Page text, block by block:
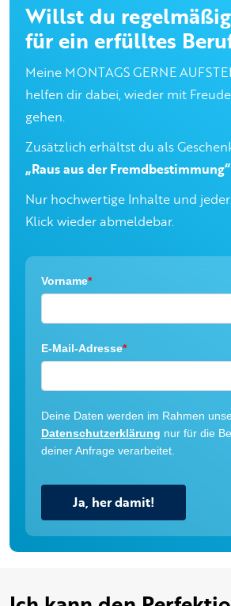
Willst du
für ein erfülltes
Meine MONTAGS GERNE
helfen dir dabei, wieder mit
gehen.
Zusätzlich erhältst du als
„Raus aus der
Nur hochwertige Inhalte und
Klick wieder abmeldebar.
Vorname*
E-Mail-Adresse*
Deine Daten werden im Rahmen
Datenschutzerklärung nur für die
deiner Anfrage verarbeitet.
Ja, her damit!